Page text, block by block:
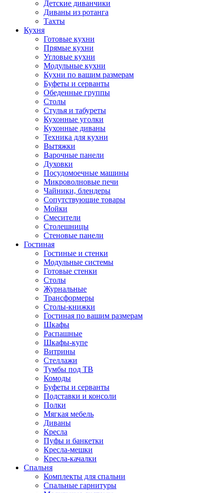
Детские диванчики
Диваны из ротанга
Тахты
Кухня
Готовые кухни
Прямые кухни
Угловые кухни
Модульные кухни
Кухни по вашим размерам
Буфеты и серванты
Обеденные группы
Столы
Стулья и табуреты
Кухонные уголки
Кухонные диваны
Техника для кухни
Вытяжки
Варочные панели
Духовки
Посудомоечные машины
Микроволновые печи
Чайники, блендеры
Сопутствующие товары
Мойки
Смесители
Столешницы
Стеновые панели
Гостиная
Гостиные и стенки
Модульные системы
Готовые стенки
Столы
Журнальные
Трансформеры
Столы-книжки
Гостиная по вашим размерам
Шкафы
Распашные
Шкафы-купе
Витрины
Стеллажи
Тумбы под ТВ
Комоды
Буфеты и серванты
Подставки и консоли
Полки
Мягкая мебель
Диваны
Кресла
Пуфы и банкетки
Кресла-мешки
Кресла-качалки
Спальня
Комплекты для спальни
Спальные гарнитуры